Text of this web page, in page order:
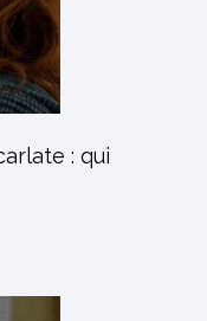
: qui